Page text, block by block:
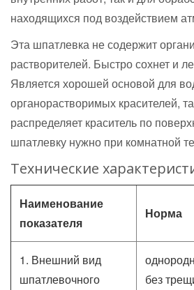
находящихся под воздействием
Эта шпатлевка не содержит
растворителей. Быстро сохнет и
Является хорошей основой для
органорастворимых красителей,
распределяет краситель по
шпатлевку нужно при комнатной
Технические
Наименование
показателя
Норма
1. Внешний вид
шпатлевочного
без